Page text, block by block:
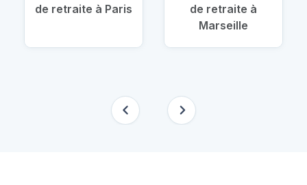
de retraite à Paris
de retraite à
Marseille